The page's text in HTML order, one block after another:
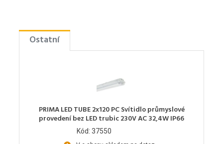
Ostatní
PRIMA LED TUBE 2x120 PC Svítidlo průmyslové
provedení bez LED trubic 230V AC 32,4W IP66
Kód: 37550